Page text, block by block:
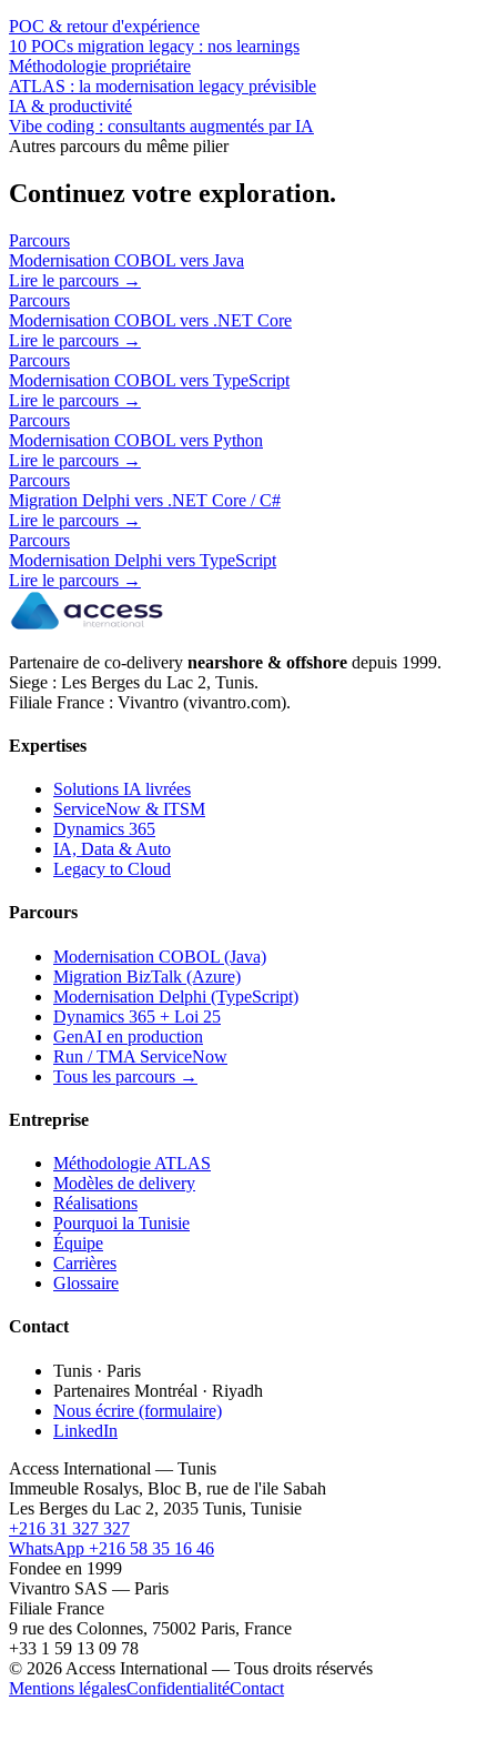
POC & retour d'expérience
10 POCs migration legacy : nos learnings
Méthodologie propriétaire
ATLAS : la modernisation legacy prévisible
IA & productivité
Vibe coding : consultants augmentés par IA
Autres parcours du même pilier
Continuez votre exploration.
Parcours
Modernisation COBOL vers Java
Lire le parcours →
Parcours
Modernisation COBOL vers .NET Core
Lire le parcours →
Parcours
Modernisation COBOL vers TypeScript
Lire le parcours →
Parcours
Modernisation COBOL vers Python
Lire le parcours →
Parcours
Migration Delphi vers .NET Core / C#
Lire le parcours →
Parcours
Modernisation Delphi vers TypeScript
Lire le parcours →
Partenaire de co-delivery nearshore & offshore depuis 1999.
Siege : Les Berges du Lac 2, Tunis.
Filiale France : Vivantro (vivantro.com).
Expertises
Solutions IA livrées
ServiceNow & ITSM
Dynamics 365
IA, Data & Auto
Legacy to Cloud
Parcours
Modernisation COBOL (Java)
Migration BizTalk (Azure)
Modernisation Delphi (TypeScript)
Dynamics 365 + Loi 25
GenAI en production
Run / TMA ServiceNow
Tous les parcours →
Entreprise
Méthodologie ATLAS
Modèles de delivery
Réalisations
Pourquoi la Tunisie
Équipe
Carrières
Glossaire
Contact
Tunis · Paris
Partenaires Montréal · Riyadh
Nous écrire (formulaire)
LinkedIn
Access International — Tunis
Immeuble Rosalys, Bloc B, rue de l'ile Sabah
Les Berges du Lac 2, 2035 Tunis, Tunisie
+216 31 327 327
WhatsApp +216 58 35 16 46
Fondee en 1999
Vivantro SAS — Paris
Filiale France
9 rue des Colonnes, 75002 Paris, France
+33 1 59 13 09 78
© 2026 Access International — Tous droits réservés
Mentions légalesConfidentialitéContact